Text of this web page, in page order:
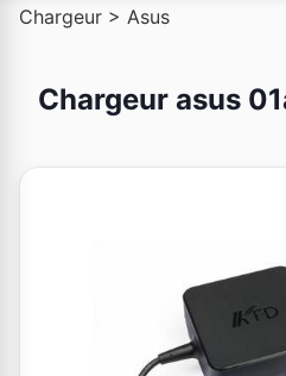
Chargeur > Asus
Chargeur asus